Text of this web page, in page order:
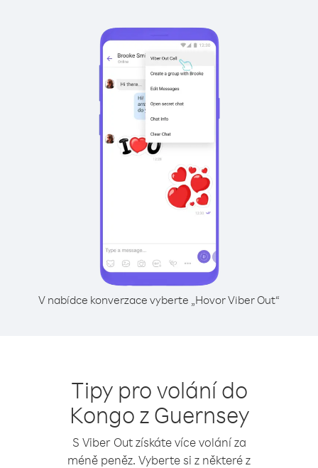
V nabídce konverzace vyberte „Hovor Viber Out“
Tipy pro volání do
Kongo z Guernsey
S Viber Out získáte více volání za
méně peněz. Vyberte si z některé z